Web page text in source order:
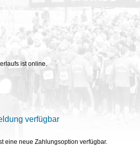
ist online.
verfügbar
eine neue Zahlungsoption verfügbar.